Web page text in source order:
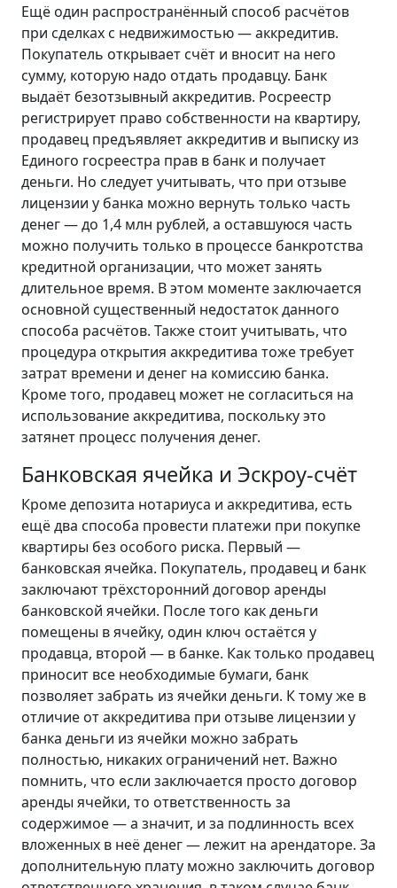
Ещё один распространённый способ расчётов
при сделках с недвижимостью — аккредитив.
Покупатель открывает счёт и вносит на него
сумму, которую надо отдать продавцу. Банк
выдаёт безотзывный аккредитив. Росреестр
регистрирует право собственности на квартиру,
продавец предъявляет аккредитив и выписку из
Единого госреестра прав в банк и получает
деньги. Но следует учитывать, что при отзыве
лицензии у банка можно вернуть только часть
денег — до 1,4 млн рублей, а оставшуюся часть
можно получить только в процессе банкротства
кредитной организации, что может занять
длительное время. В этом моменте заключается
основной существенный недостаток данного
способа расчётов. Также стоит учитывать, что
процедура открытия аккредитива тоже требует
затрат времени и денег на комиссию банка.
Кроме того, продавец может не согласиться на
использование аккредитива, поскольку это
затянет процесс получения денег.
Банковская ячейка и Эскроу-счёт
Кроме депозита нотариуса и аккредитива, есть
ещё два способа провести платежи при покупке
квартиры без особого риска. Первый —
банковская ячейка. Покупатель, продавец и банк
заключают трёхсторонний договор аренды
банковской ячейки. После того как деньги
помещены в ячейку, один ключ остаётся у
продавца, второй — в банке. Как только продавец
приносит все необходимые бумаги, банк
позволяет забрать из ячейки деньги. К тому же в
отличие от аккредитива при отзыве лицензии у
банка деньги из ячейки можно забрать
полностью, никаких ограничений нет. Важно
помнить, что если заключается просто договор
аренды ячейки, то ответственность за
содержимое — а значит, и за подлинность всех
вложенных в неё денег — лежит на арендаторе. За
дополнительную плату можно заключить договор